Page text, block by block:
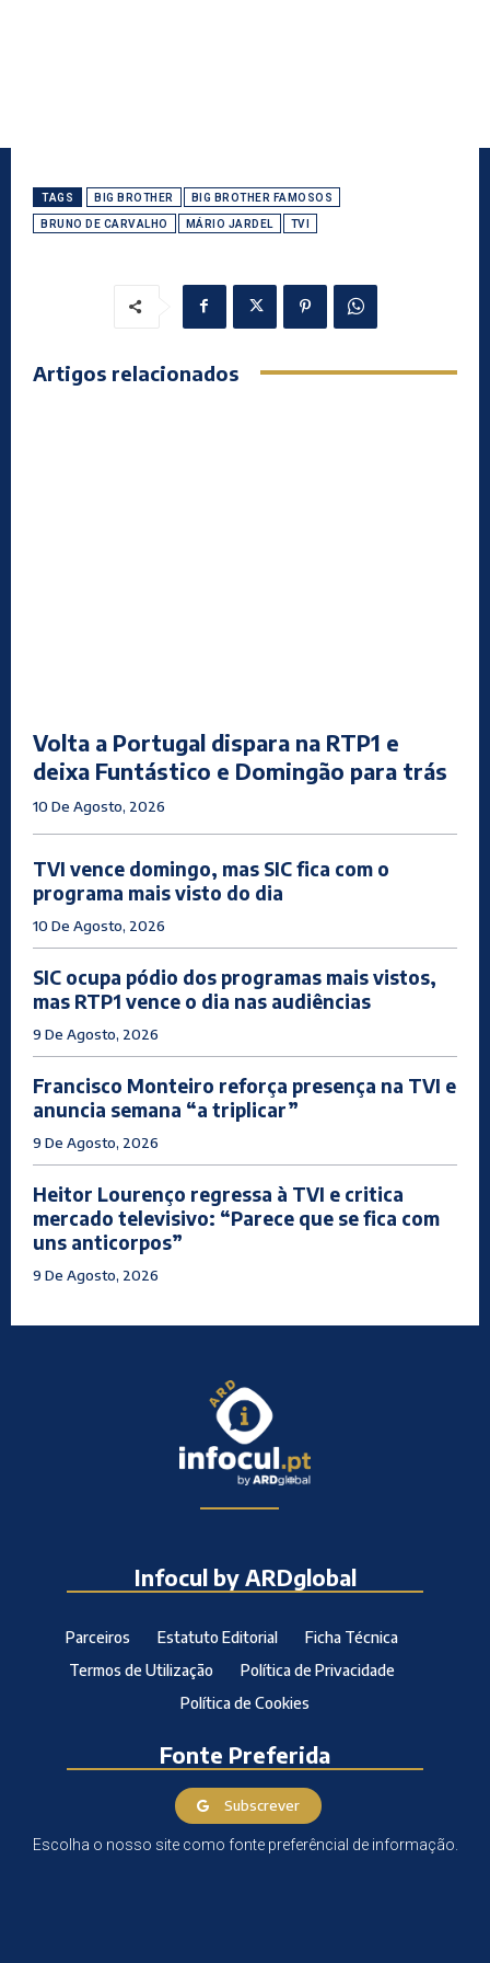
TAGS BIG BROTHER BIG BROTHER FAMOSOS
BRUNO DE CARVALHO MÁRIO JARDEL TVI
Artigos relacionados
Volta a Portugal dispara na RTP1 e
deixa Funtástico e Domingão para trás
10 De Agosto, 2026
TVI vence domingo, mas SIC fica com o
programa mais visto do dia
10 De Agosto, 2026
SIC ocupa pódio dos programas mais vistos,
mas RTP1 vence o dia nas audiências
9 De Agosto, 2026
Francisco Monteiro reforça presença na TVI e
anuncia semana “a triplicar”
9 De Agosto, 2026
Heitor Lourenço regressa à TVI e critica
mercado televisivo: “Parece que se fica com
uns anticorpos”
9 De Agosto, 2026
Infocul by ARDglobal
Parceiros Estatuto Editorial
Ficha Técnica
Termos de Utilização
Política de Privacidade
Política de Cookies
Fonte Preferida
Subscrever
Escolha o nosso site como fonte preferêncial de informação.